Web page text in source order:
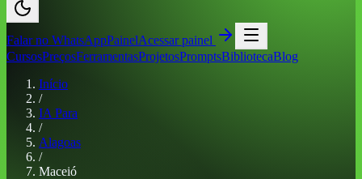
Falar no WhatsAppPainelAcessar painel
CursosPreçosFerramentasProjetosPromptsBibliotecaBlog
Início
/
IA Para
/
Alagoas
/
Maceió